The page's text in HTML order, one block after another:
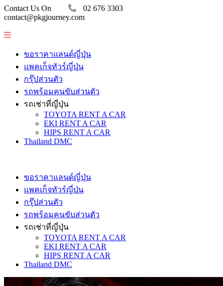
Contact Us On
02 676 3303
contact@pkgjourney.com
ขอราคาแลนด์ญี่ปุ่น
แพคเก็จทัวร์ญี่ปุ่น
กรุ๊ปส่วนตัว
รถพร้อมคนขับส่วนตัว
รถเช่าที่ญี่ปุ่น
TOYOTA RENT A CAR
EKI RENT A CAR
HIPS RENT A CAR
Thailand DMC
ขอราคาแลนด์ญี่ปุ่น
แพคเก็จทัวร์ญี่ปุ่น
กรุ๊ปส่วนตัว
รถพร้อมคนขับส่วนตัว
รถเช่าที่ญี่ปุ่น
TOYOTA RENT A CAR
EKI RENT A CAR
HIPS RENT A CAR
Thailand DMC